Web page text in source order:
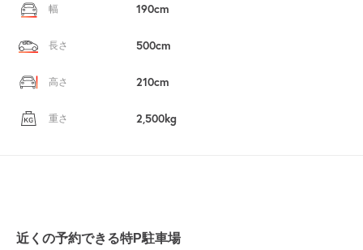
幅 190cm
長さ 500cm
高さ 210cm
重さ 2,500kg
近くの予約できる特P駐車場